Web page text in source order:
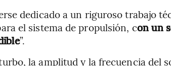
dedicado a un riguroso trabajo
el sistema de propulsión, con un
”.
la amplitud y la frecuencia del